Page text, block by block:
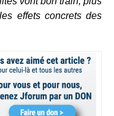
effets concrets des